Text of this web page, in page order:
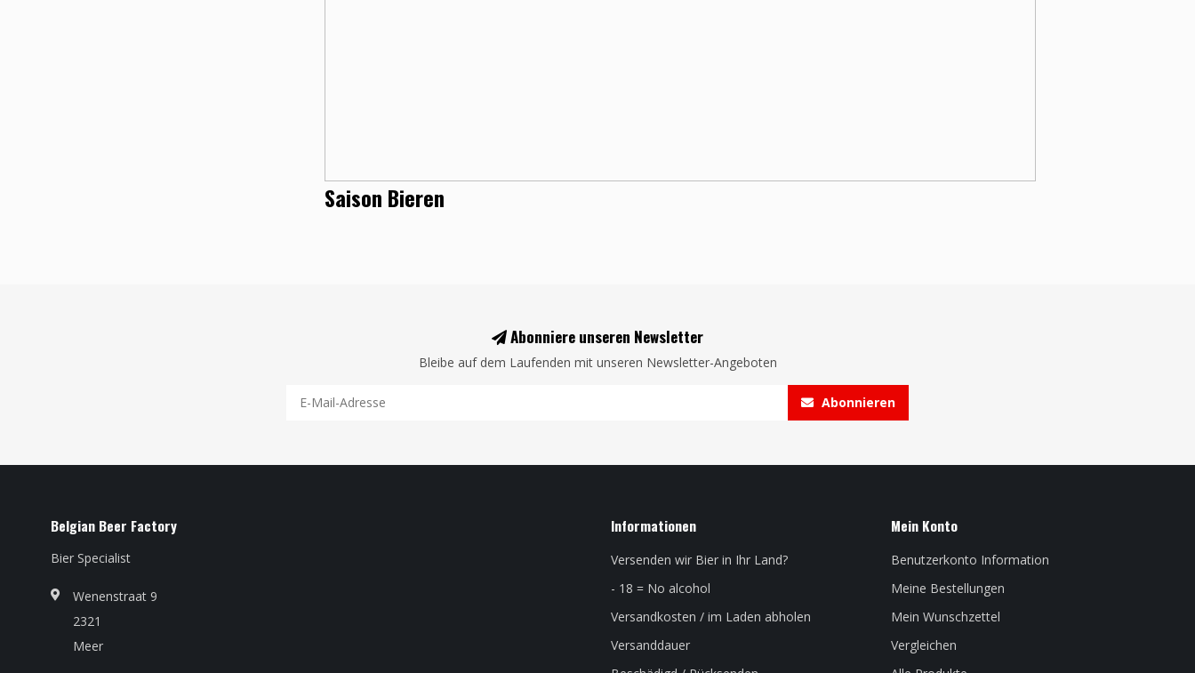
Saison Bieren
Abonniere unseren Newsletter
Bleibe auf dem Laufenden mit unseren Newsletter-Angeboten
Abonnieren
Belgian Beer Factory
Bier Specialist
Wenenstraat 9
2321
Meer
Informationen
Versenden wir Bier in Ihr Land?
- 18 = No alcohol
Versandkosten / im Laden abholen
Versanddauer
Mein Konto
Benutzerkonto Information
Meine Bestellungen
Mein Wunschzettel
Vergleichen